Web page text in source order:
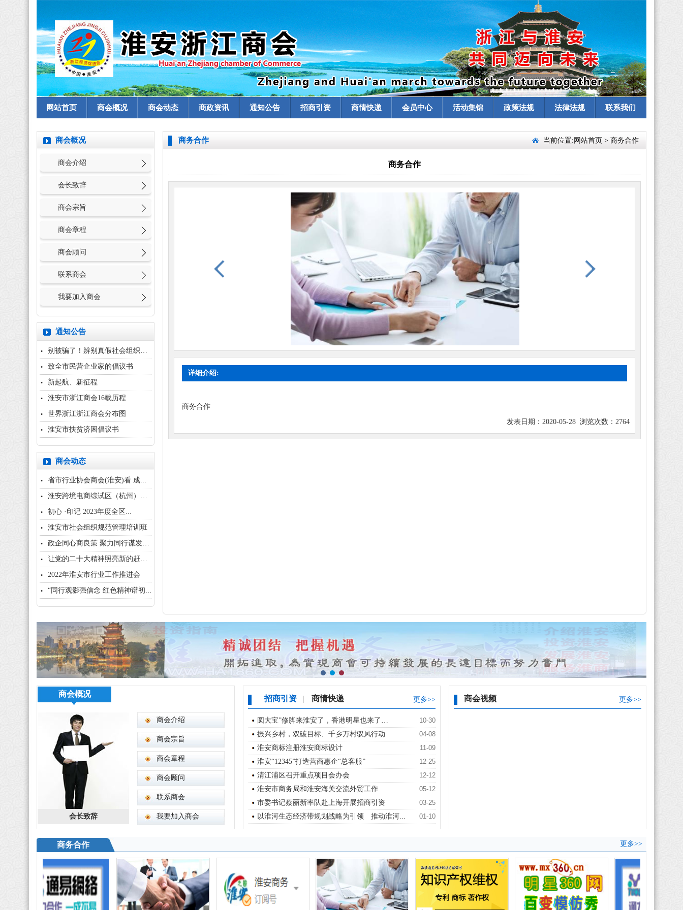
网站首页 商会概况 商会动态 商政资讯 通知公告 招商引资 商情快递 会员中心 活动集锦 政策法规 法律法规 联系我们
商会概况
商会介绍
会长致辞
商会宗旨
商会章程
商会顾问
联系商会
我要加入商会
通知公告
别被骗了！辨别真假社会组织，用...
致全市民营企业家的倡议书
新起航、新征程
淮安市浙江商会16载历程
世界浙江浙江商会分布图
淮安市扶贫济困倡议书
商会动态
省市行业协会商会(淮安)看 成...
淮安跨境电商综试区（杭州）招商...
初心 ·印记 2023年度全区...
淮安市社会组织规范管理培训班
政企同心商良策 聚力同行谋发展...
让党的二十大精神照亮新的赶考之...
2022年淮安市行业工作推进会
“同行观影强信念 红色精神谱初...
商务合作 当前位置: 网站首页 > 商务合作
商务合作
详细介绍:
商务合作
发表日期：2020-05-28 浏览次数：2764
商会概况
会长致辞
商会介绍
商会宗旨
商会章程
商会顾问
联系商会
我要加入商会
|
招商引资 商情快递 更多>>
10-30
圆大宝”修脚来淮安了，香港明星也来了…
04-08
振兴乡村，双碳目标、千乡万村驭风行动
11-09
淮安商标注册淮安商标设计
12-25
淮安“12345”打造营商惠企“总客服”
12-12
清江浦区召开重点项目会办会
05-12
淮安市商务局和淮安海关交流外贸工作
03-25
市委书记蔡丽新率队赴上海开展招商引资
01-10
以淮河生态经济带规划战略为引领 推动淮河...
商会视频 更多>>
商务合作 更多>>